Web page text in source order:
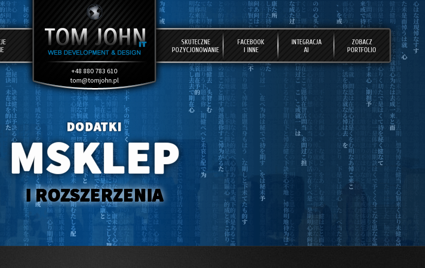
SKUTECZNE
POZYCJONOWANIE
FACEBOOK
I INNE
INTEGRACJA
AI
ZOBACZ
PORTFOLIO
DODATKI
MSKLEP
I ROZSZERZENIA
+48 880 783 610
tom@tomjohn.pl